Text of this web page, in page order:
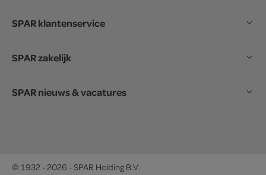
SPAR klantenservice
SPAR zakelijk
SPAR nieuws & vacatures
© 1932 - 2026 - SPAR Holding B.V.